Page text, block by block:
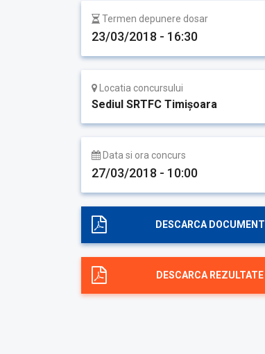
Termen depunere dosar
23/03/2018 - 16:30
Locatia concursului
Sediul SRTFC Timişoara
Data si ora concurs
27/03/2018 - 10:00
DESCARCA DOCUMENT
DESCARCA REZULTATE